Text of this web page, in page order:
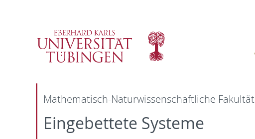
Mathematisch-Naturwissenschaftliche Fakultät
Eingebettete Systeme